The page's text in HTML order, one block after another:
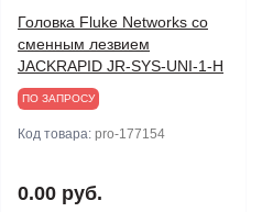
Головка Fluke Networks со
сменным лезвием
JACKRAPID JR-SYS-UNI-1-H
ПО ЗАПРОСУ
Код товара: pro-177154
0.00 руб.